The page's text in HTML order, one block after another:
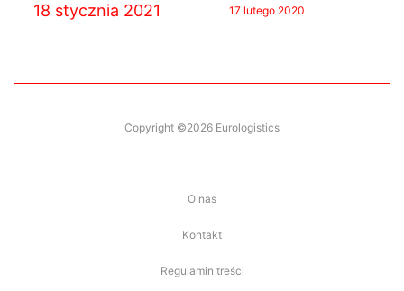
18 stycznia 2021 17 lutego 2020
Copyright ©2026 Eurologistics
O nas
Kontakt
Regulamin treści